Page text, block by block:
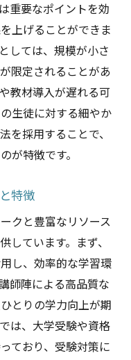
重要なポイントを効
上げることができま
しては、規模が小さ
限定されることがあ
教材導入が遅れる可
生徒に対する細やか
を採用することで、
が特徴です。
特徴
クと豊富なリソース
しています。まず、
し、効率的な学習環
師陣による高品質な
とりの学力向上が期
は、大学受験や資格
ており、受験対策に